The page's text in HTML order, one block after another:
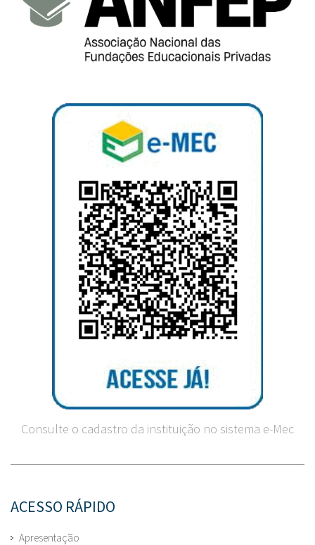
Consulte o cadastro da instituição no sistema e-Mec
ACESSO RÁPIDO
Apresentação